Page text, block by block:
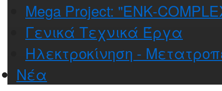
Mega Project: "ENK-
Γενικά Τεχνικά Έργα
Ηλεκτροκίνηση -
Νέα